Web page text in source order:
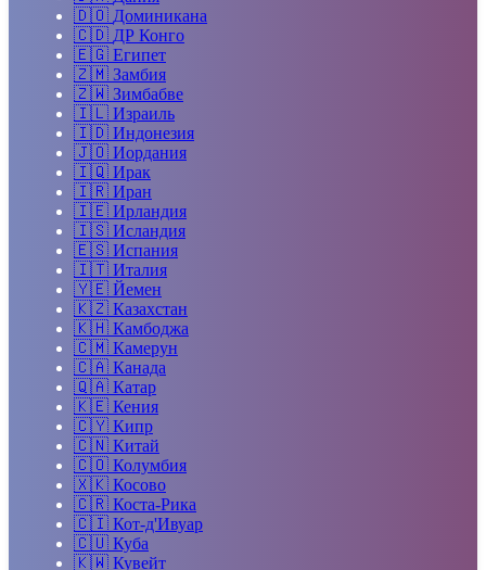
🇩🇴 Доминикана
🇨🇩 ДР Конго
🇪🇬 Египет
🇿🇲 Замбия
🇿🇼 Зимбабве
🇮🇱 Израиль
🇮🇩 Индонезия
🇯🇴 Иордания
🇮🇶 Ирак
🇮🇷 Иран
🇮🇪 Ирландия
🇮🇸 Исландия
🇪🇸 Испания
🇮🇹 Италия
🇾🇪 Йемен
🇰🇿 Казахстан
🇰🇭 Камбоджа
🇨🇲 Камерун
🇨🇦 Канада
🇶🇦 Катар
🇰🇪 Кения
🇨🇾 Кипр
🇨🇳 Китай
🇨🇴 Колумбия
🇽🇰 Косово
🇨🇷 Коста-Рика
🇨🇮 Кот-д'Ивуар
🇨🇺 Куба
🇰🇼 Кувейт